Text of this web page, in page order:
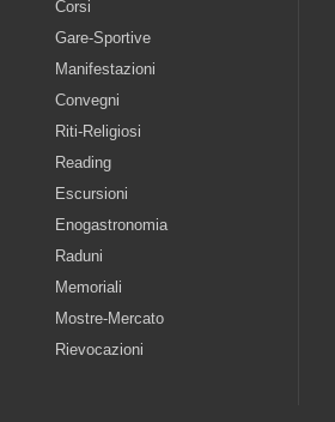
Corsi
Gare-Sportive
Manifestazioni
Convegni
Riti-Religiosi
Reading
Escursioni
Enogastronomia
Raduni
Memoriali
Mostre-Mercato
Rievocazioni